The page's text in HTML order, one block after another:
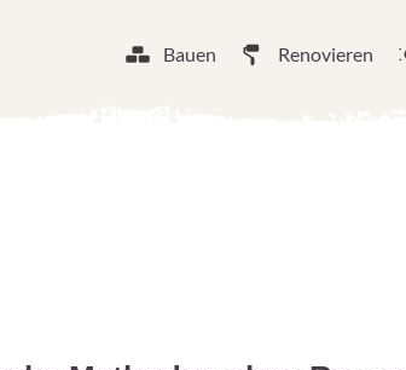
Bauen Renovieren